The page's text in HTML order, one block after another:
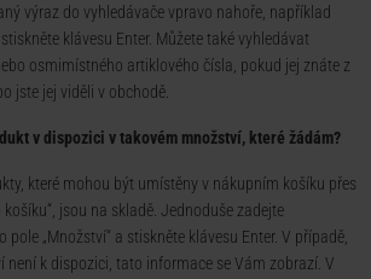
výraz do vyhledávače vpravo nahoře, například
stiskněte klávesu Enter. Můžete také vyhledávat
osmimístného artiklového čísla, pokud jej znáte z
jste jej viděli v obchodě.
v dispozici v takovém množství, které žádám?
které mohou být umístěny v nákupním košíku přes
jsou na skladě. Jednoduše zadejte
„Množství“ a stiskněte klávesu Enter. V případě,
není k dispozici, tato informace se Vám zobrazí. V